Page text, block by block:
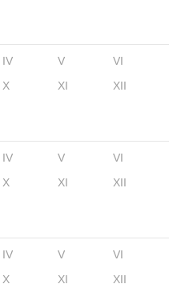
IV V
VI
X XI XII
IV V
VI
X XI XII
IV V
VI
X XI XII